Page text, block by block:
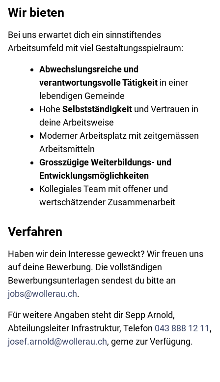
Wir bieten
Bei uns erwartet dich ein sinnstiftendes
Arbeitsumfeld mit viel Gestaltungsspielraum:
Abwechslungsreiche und
verantwortungsvolle Tätigkeit in einer
lebendigen Gemeinde
Hohe Selbstständigkeit und Vertrauen in
deine Arbeitsweise
Moderner Arbeitsplatz mit zeitgemässen
Arbeitsmitteln
Grosszügige Weiterbildungs- und
Entwicklungsmöglichkeiten
Kollegiales Team mit offener und
wertschätzender Zusammenarbeit
Verfahren
Haben wir dein Interesse geweckt? Wir freuen uns
auf deine Bewerbung. Die vollständigen
Bewerbungs­unterlagen sendest du bitte an
jobs@wollerau.ch.
Für weitere Angaben steht dir Sepp Arnold,
Abteilungsleiter Infrastruktur, Telefon 043 888 12 11,
josef.arnold@wollerau.ch, gerne zur Verfügung.